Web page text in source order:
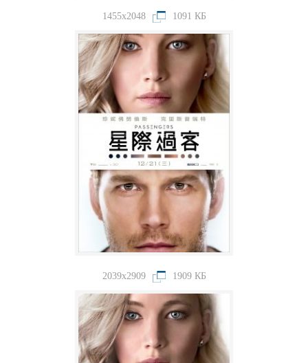
1455x2048 1091 КБ
2039x2909 1909 КБ